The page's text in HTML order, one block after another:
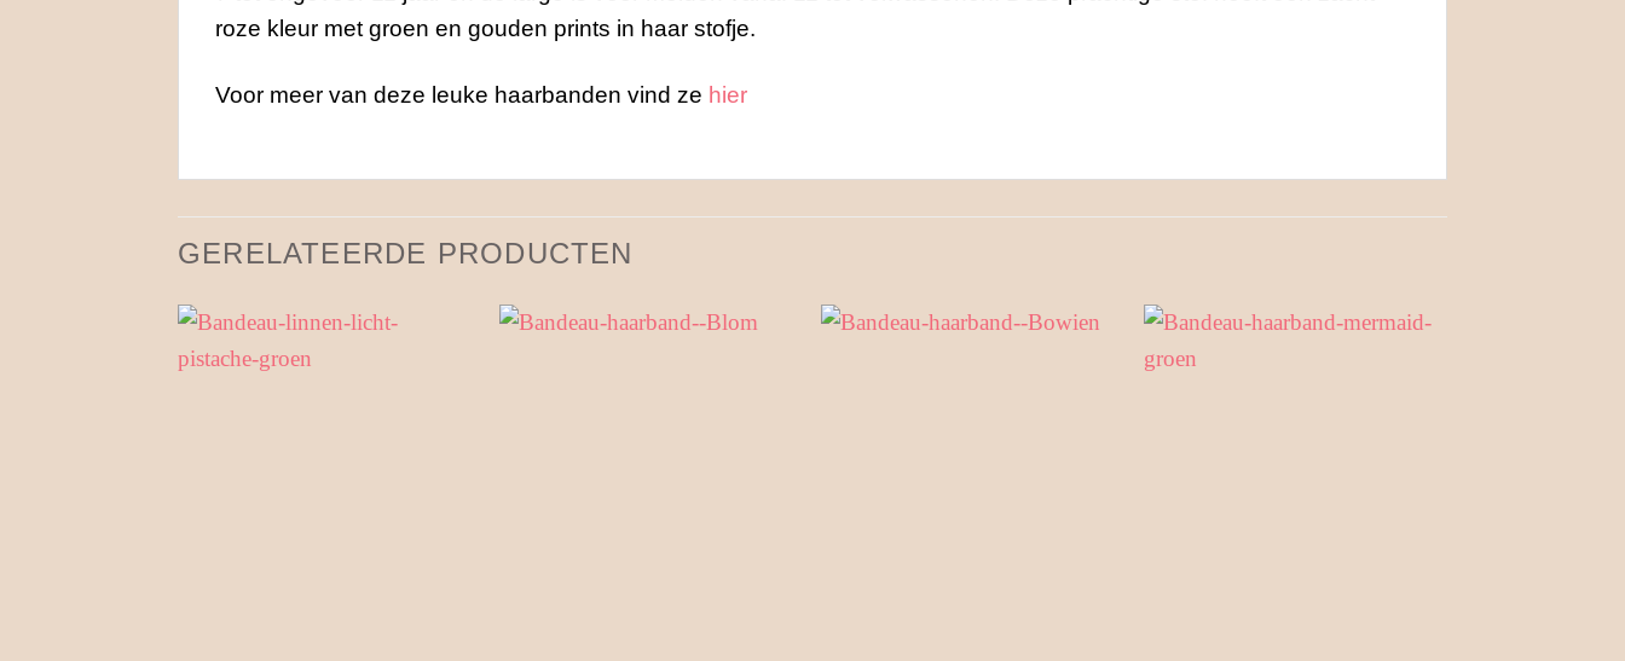
roze kleur met groen en gouden prints in haar stofje.
Voor meer van deze leuke haarbanden vind ze hier
GERELATEERDE PRODUCTEN